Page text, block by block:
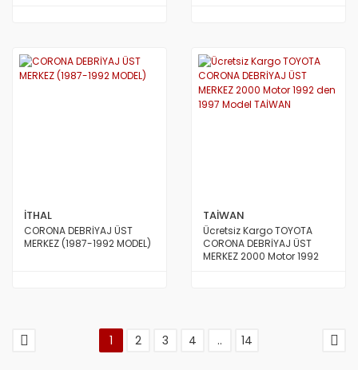
İTHAL
CORONA DEBRİYAJ ÜST
MERKEZ (1987-1992 MODEL)
TAİWAN
Ücretsiz Kargo TOYOTA
CORONA DEBRİYAJ ÜST
MERKEZ 2000 Motor 1992
1 2 3 4 .. 14